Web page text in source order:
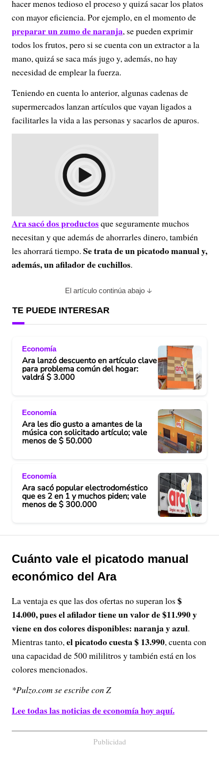
hacer menos tedioso el proceso y quizá sacar los platos
con mayor eficiencia. Por ejemplo, en el momento de
preparar un zumo de naranja, se pueden exprimir
todos los frutos, pero si se cuenta con un extractor a la
mano, quizá se saca más jugo y, además, no hay
necesidad de emplear la fuerza.
Teniendo en cuenta lo anterior, algunas cadenas de
supermercados lanzan artículos que vayan ligados a
facilitarles la vida a las personas y sacarlos de apuros.
Ara sacó dos productosque seguramente muchos
necesitan y que además de ahorrarles dinero, también
les ahorrará tiempo. Se trata de un picatodo manual y,
además, un afilador de cuchillos.
El artículo continúa abajo
TE PUEDE INTERESAR
Economía
Ara lanzó descuento en artículo clave
para problema común del hogar:
valdrá $ 3.000
Economía
Ara les dio gusto a amantes de la
música con solicitado artículo; vale
menos de $ 50.000
Economía
Ara sacó popular electrodoméstico
que es 2 en 1 y muchos piden; vale
menos de $ 300.000
Cuánto vale el picatodo manual
económico del Ara
La ventaja es que las dos ofertas no superan los $
14.000, pues el afilador tiene un valor de $11.990 y
viene en dos colores disponibles: naranja y azul.
Mientras tanto,el picatodo cuesta $ 13.990, cuenta con
una capacidad de 500 mililitros y también está en los
colores mencionados.
*Pulzo.com se escribe con Z
Lee todas las noticias de economía hoy aquí.
Publicidad